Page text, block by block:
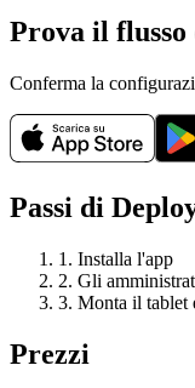
Prova il
Conferma la
Passi di
1. Installa l'app
2. Gli
3. Monta il tablet
Prezzi